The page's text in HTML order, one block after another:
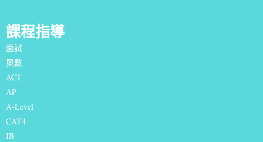
課程指導
面試
奧數
ACT
AP
A-Level
CAT4
IB